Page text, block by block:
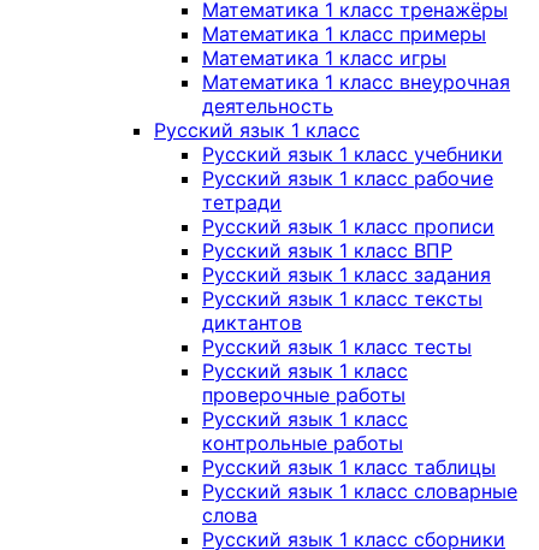
Математика 1 класс тренажёры
Математика 1 класс примеры
Математика 1 класс игры
Математика 1 класс внеурочная
деятельность
Русский язык 1 класс
Русский язык 1 класс учебники
Русский язык 1 класс рабочие
тетради
Русский язык 1 класс прописи
Русский язык 1 класс ВПР
Русский язык 1 класс задания
Русский язык 1 класс тексты
диктантов
Русский язык 1 класс тесты
Русский язык 1 класс
проверочные работы
Русский язык 1 класс
контрольные работы
Русский язык 1 класс таблицы
Русский язык 1 класс словарные
слова
Русский язык 1 класс сборники